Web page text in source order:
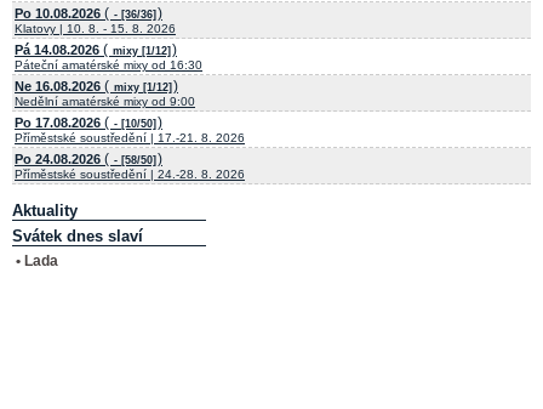
Po 10.08.2026 ( - [36/36] )
Klatovy | 10. 8. - 15. 8. 2026
Pá 14.08.2026 ( mixy [1/12] )
Páteční amatérské mixy od 16:30
Ne 16.08.2026 ( mixy [1/12] )
Nedělní amatérské mixy od 9:00
Po 17.08.2026 ( - [10/50] )
Příměstské soustředění | 17.-21. 8. 2026
Po 24.08.2026 ( - [58/50] )
Příměstské soustředění | 24.-28. 8. 2026
Aktuality
Svátek dnes slaví
• Lada